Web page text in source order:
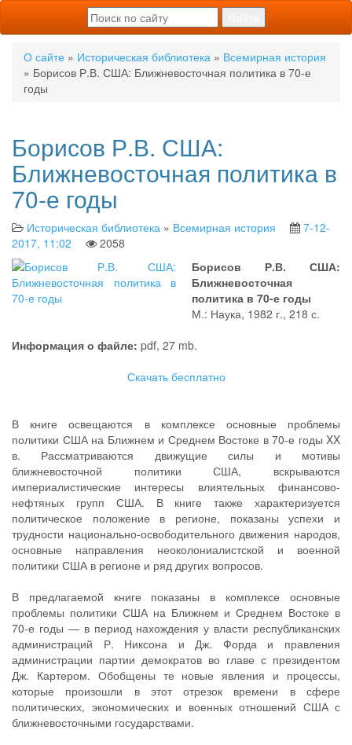
О сайте » Историческая библиотека » Всемирная история
» Борисов Р.В. США: Ближневосточная политика в 70-е
годы
Борисов Р.В. США:
Ближневосточная политика в
70-е годы
Историческая библиотека » Всемирная история
7-12-
2017, 11:02
2058
Борисов Р.В. США:
Ближневосточная
политика в 70-е годы
М.: Наука, 1982 г., 218 с.
Информация о файле: pdf, 27 mb.
Скачать бесплатно
В книге освещаются в комплексе основные проблемы
политики США на Ближнем и Среднем Востоке в 70-е годы XX
в. Рассматриваются движущие силы и мотивы
ближневосточной политики США, вскрываются
империалистические интересы влиятельных финансово-
нефтяных групп США. В книге также характеризуется
политическое положение в регионе, показаны успехи и
трудности национально-освободительного движения народов,
основные направления неоколониалистской и военной
политики США в регионе и ряд других вопросов.
В предлагаемой книге показаны в комплексе основные
проблемы политики США на Ближнем и Среднем Востоке в
70-е годы — в период нахождения у власти республиканских
администраций Р. Никсона и Дж. Форда и правления
администрации партии демократов во главе с президентом
Дж. Картером. Обобщены те новые явления и процессы,
которые произошли в этот отрезок времени в сфере
политических, экономических и военных отношений США с
ближневосточными государствами.